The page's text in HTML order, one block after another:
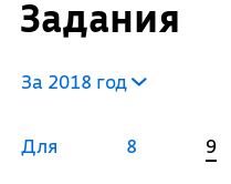
Задания
За 2018 год
Для 8 9